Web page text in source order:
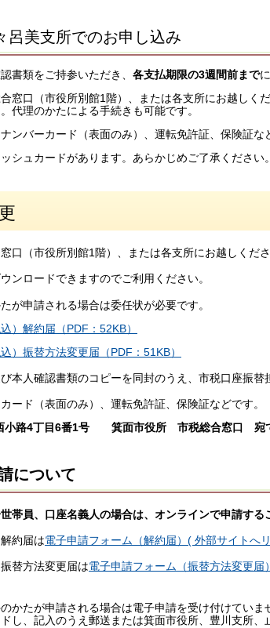
呂美支所でのお申し込み
書類をご持参いただき、 各支払期限の3週間前まで
窓口（市役所別館1階）、または各支所にお越しく
代理のかたによる手続きも可能です。
ンバーカード（表面のみ）、運転免許証、保険証な
シュカードがあります。あらかじめご了承ください。
口（市役所別館1階）、または各支所にお越しくださ
ンロードできますのでご利用ください。
が申請される場合は委任状が必要です。
）解約届（PDF：52KB）
）振替方法変更届（PDF：51KB）
本人確認書類のコピーを同封のうえ、市税口座振替
ード（表面のみ）、運転免許証、保険証などです。
小路4丁目6番1号 箕面市役所 市税総合窓口 宛
について
帯員、口座名義人の場合は、オンラインで申請する
約届は電子申請フォーム（解約届）( 外部サイトへ
替方法変更届は電子申請フォーム（振替方法変更届
かたが申請される場合は電子申請を受け付けてい
し、記入のうえ郵送または箕面市役所、豊川支所、